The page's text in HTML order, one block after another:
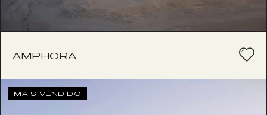
AMPHORA
MAIS VENDIDO